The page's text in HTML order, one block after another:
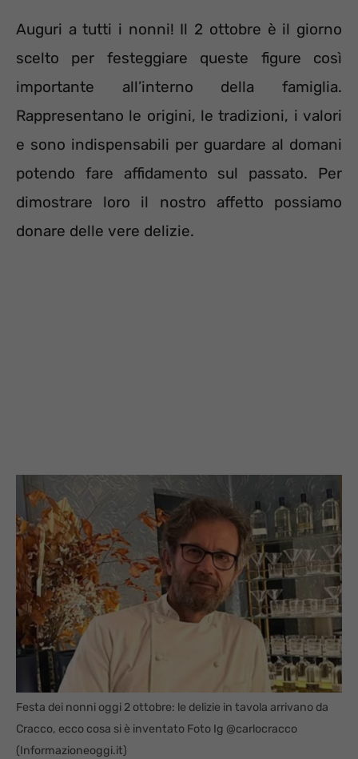
Auguri a tutti i nonni! Il 2 ottobre è il giorno
scelto per festeggiare queste figure così
importante all’interno della famiglia.
Rappresentano le origini, le tradizioni, i valori
e sono indispensabili per guardare al domani
potendo fare affidamento sul passato. Per
dimostrare loro il nostro affetto possiamo
donare delle vere delizie.
Festa dei nonni oggi 2 ottobre: le delizie in tavola arrivano da
Cracco, ecco cosa si è inventato Foto Ig @carlocracco
(Informazioneoggi.it)